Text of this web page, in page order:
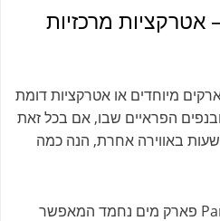
אטרקציות מרכזיות
מיוחדים או אטרקציות דומת
הפראיים שבו, אם בכל זאת
באווירה אחרת, הנה כמה
פארק מים נחמד המאפשר